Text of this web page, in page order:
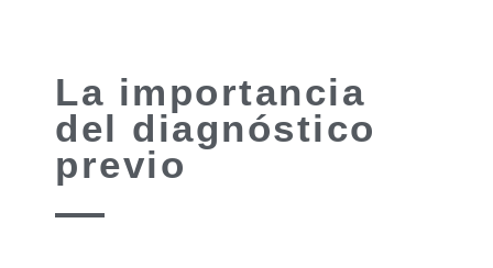
La importancia
del diagnóstico
previo